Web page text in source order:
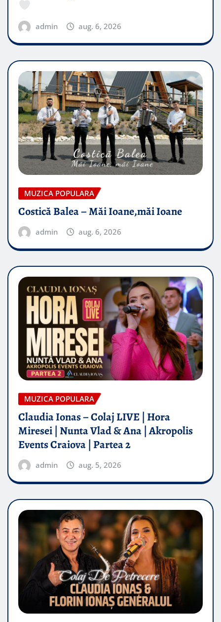
admin aug. 6, 2026
MUZICA POPULARA
Costică Balea – Măi Ioane,măi Ioane
admin aug. 6, 2026
MUZICA POPULARA
Claudia Ionas – Colaj LIVE | Hora
Miresei | Nunta Vlad & Ana | Akropolis
Events Craiova | Partea 2
admin aug. 5, 2026